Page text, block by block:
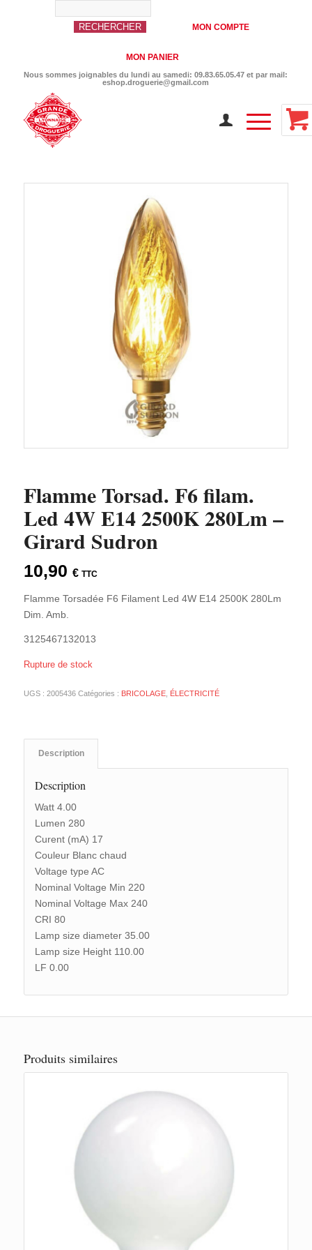
MON COMPTE
MON PANIER
Nous sommes joignables du lundi au samedi: 09.83.65.05.47 et par mail:
eshop.droguerie@gmail.com
Flamme Torsad. F6 filam.
Led 4W E14 2500K 280Lm –
Girard Sudron
10,90 € TTC
Flamme Torsadée F6 Filament Led 4W E14 2500K 280Lm
Dim. Amb.
3125467132013
Rupture de stock
UGS : 2005436 Catégories : BRICOLAGE, ÉLECTRICITÉ
Description
Description
Watt 4.00
Lumen 280
Curent (mA) 17
Couleur Blanc chaud
Voltage type AC
Nominal Voltage Min 220
Nominal Voltage Max 240
CRI 80
Lamp size diameter 35.00
Lamp size Height 110.00
LF 0.00
Produits similaires